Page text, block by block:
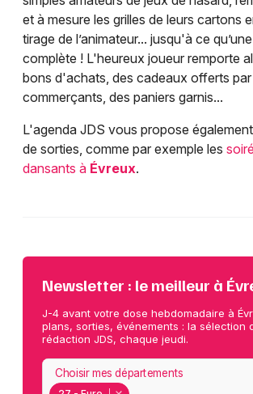
et à mesure les grilles de leurs cartons
tirage de l’animateur... jusqu'à ce
complète ! L'heureux joueur remporte
bons d'achats, des cadeaux offerts par
commerçants, des paniers garnis...
L'agenda JDS vous propose
de sorties, comme par exemple les
dansants à Évreux.
Newsletter : le meilleur à
J-4 avant votre dose hebdomadaire à
plans, sorties, événements : la sélection
rédaction JDS, chaque jeudi.
Choisir mes départements